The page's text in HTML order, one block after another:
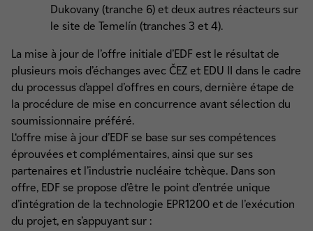
Dukovany (tranche 6) et deux autres réacteurs sur
le site de Temelín (tranches 3 et 4).
La mise à jour de l’offre initiale d’EDF est le résultat de
plusieurs mois d’échanges avec ČEZ et EDU II dans le cadre
du processus d’appel d’offres en cours, dernière étape de
la procédure de mise en concurrence avant sélection du
soumissionnaire préféré.
L‘offre mise à jour d’EDF se base sur ses compétences
éprouvées et complémentaires, ainsi que sur ses
partenaires et l’industrie nucléaire tchèque. Dans son
offre, EDF se propose d’être le point d’entrée unique
d’intégration de la technologie EPR1200 et de l’exécution
du projet, en s’appuyant sur :